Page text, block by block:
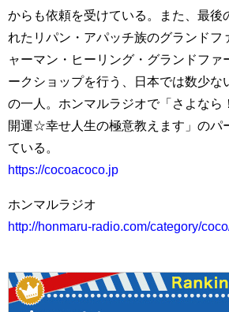
からも依頼を受けている。また、最後
れたリパン・アパッチ族のグランドフ
ャーマン・ヒーリング・グランドファ
ークショップを行う、日本では数少な
の一人。ホンマルラジオで「さよなら
開運☆幸せ人生の極意教えます」のパ
ている。
https://cocoacoco.jp
ホンマルラジオ
http://honmaru-radio.com/category/